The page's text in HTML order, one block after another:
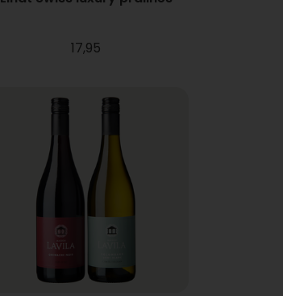
17,95